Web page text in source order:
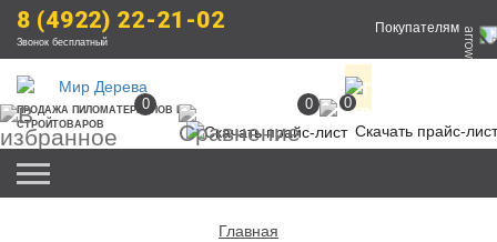
8 (4922) 22-21-02
Звонок бесплатный
Покупателям
ПРОДАЖА ПИЛОМАТЕРИАЛОВ И
СТРОЙТОВАРОВ
Скачать прайс-лист
0 0 0
Главная